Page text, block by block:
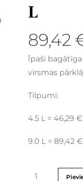
L
89,42
Īpaši
virsmas
Tilpumi:
4.5 L = 46,29 €
9.0 L = 89,42 €